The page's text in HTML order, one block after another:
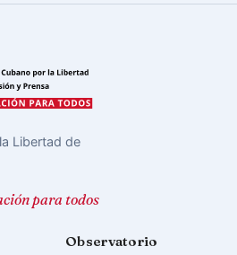
Libertad de
para todos
Observatorio